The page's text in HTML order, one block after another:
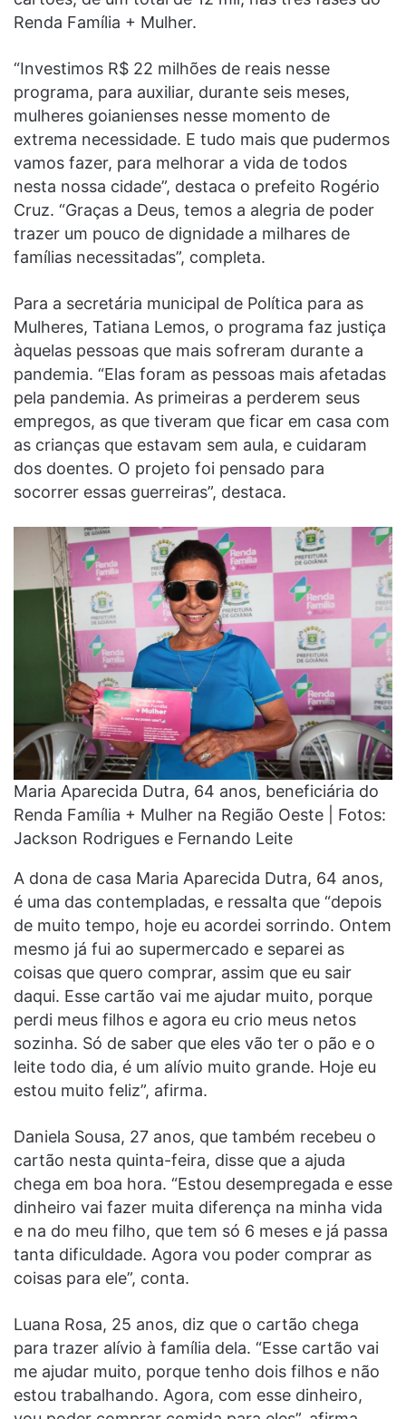
Renda Família + Mulher.
“Investimos R$ 22 milhões de reais nesse
programa, para auxiliar, durante seis meses,
mulheres goianienses nesse momento de
extrema necessidade. E tudo mais que pudermos
vamos fazer, para melhorar a vida de todos
nesta nossa cidade”, destaca o prefeito Rogério
Cruz. “Graças a Deus, temos a alegria de poder
trazer um pouco de dignidade a milhares de
famílias necessitadas”, completa.
Para a secretária municipal de Política para as
Mulheres, Tatiana Lemos, o programa faz justiça
àquelas pessoas que mais sofreram durante a
pandemia. “Elas foram as pessoas mais afetadas
pela pandemia. As primeiras a perderem seus
empregos, as que tiveram que ficar em casa com
as crianças que estavam sem aula, e cuidaram
dos doentes. O projeto foi pensado para
socorrer essas guerreiras”, destaca.
Maria Aparecida Dutra, 64 anos, beneficiária do
Renda Família + Mulher na Região Oeste | Fotos:
Jackson Rodrigues e Fernando Leite
A dona de casa Maria Aparecida Dutra, 64 anos,
é uma das contempladas, e ressalta que “depois
de muito tempo, hoje eu acordei sorrindo. Ontem
mesmo já fui ao supermercado e separei as
coisas que quero comprar, assim que eu sair
daqui. Esse cartão vai me ajudar muito, porque
perdi meus filhos e agora eu crio meus netos
sozinha. Só de saber que eles vão ter o pão e o
leite todo dia, é um alívio muito grande. Hoje eu
estou muito feliz”, afirma.
Daniela Sousa, 27 anos, que também recebeu o
cartão nesta quinta-feira, disse que a ajuda
chega em boa hora. “Estou desempregada e esse
dinheiro vai fazer muita diferença na minha vida
e na do meu filho, que tem só 6 meses e já passa
tanta dificuldade. Agora vou poder comprar as
coisas para ele”, conta.
Luana Rosa, 25 anos, diz que o cartão chega
para trazer alívio à família dela. “Esse cartão vai
me ajudar muito, porque tenho dois filhos e não
estou trabalhando. Agora, com esse dinheiro,